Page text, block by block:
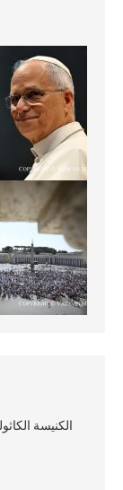
الكنيسة